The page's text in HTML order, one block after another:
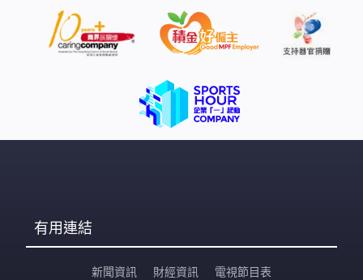
有用連結
新聞資訊 財經資訊 電視節目表